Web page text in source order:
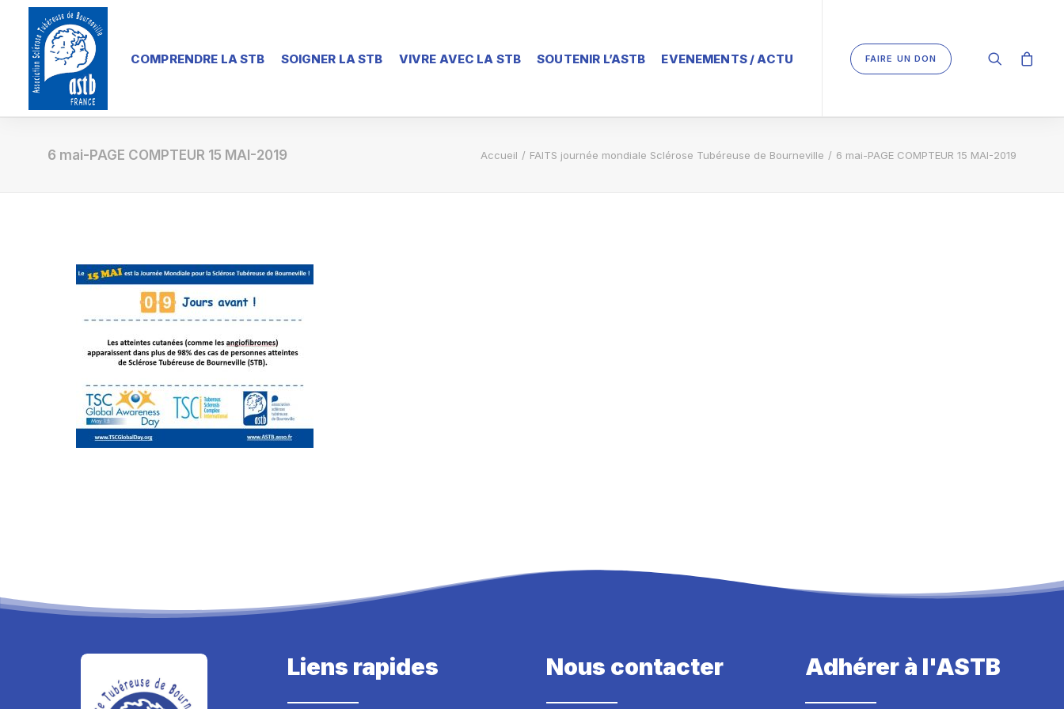
COMPRENDRE LA STB SOIGNER LA STB VIVRE AVEC LA STB SOUTENIR L’ASTB EVENEMENTS / ACTU FAIRE UN DON
6 mai-PAGE COMPTEUR 15 MAI-2019 Accueil FAITS journée mondiale Sclérose Tubéreuse de Bourneville 6 mai-PAGE COMPTEUR 15 MAI-2019
Liens rapides Nous contacter Adhérer à l'ASTB